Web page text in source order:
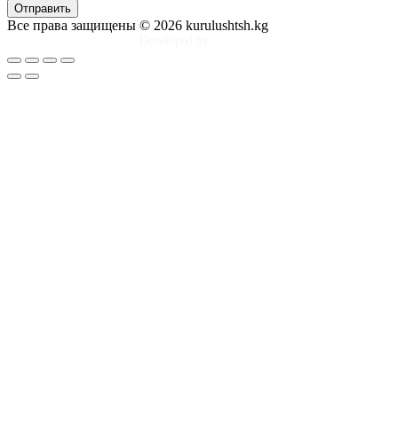
Отправить
Все права защищены © 2026 kurulushtsh.kg